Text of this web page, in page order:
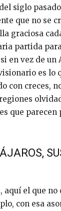
siglo
que no se
graciosa
partida
en vez de un
es lo
con creces,
que parecen
aquí el que no
con esa